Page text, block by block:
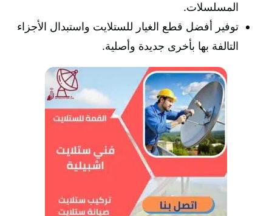
المسلسلات.
توفير أفضل قطع الغيار للستلايت واستبدال الأجزاء
التالفة بها بأخرى جديدة وأصلية.